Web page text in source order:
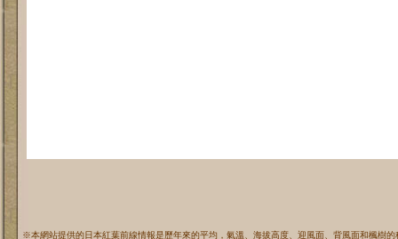
※本網站提供的日本紅葉前線情報是歷年來的平均，氣溫、海拔高度、迎風面、背風面和楓樹